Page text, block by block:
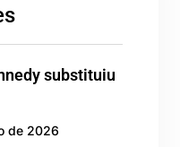
substituiu
de 2026